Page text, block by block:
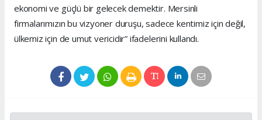
ekonomi ve güçlü bir gelecek demektir. Mersinli
firmalarımızın bu vizyoner duruşu, sadece kentimiz için değil,
ülkemiz için de umut vericidir” ifadelerini kullandı.